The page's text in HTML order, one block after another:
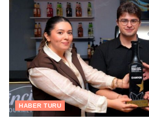
HABER TURU